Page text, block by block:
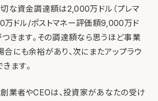
切な資金調達額は2,000万ドル（プレマ
ドル/ポストマネー評価額9,000万ド
きます。その調達額なら思うほど事業
合にも余裕があり、次にまたアップラウ
ます。
創業者やCEOは、投資家があなたの受け